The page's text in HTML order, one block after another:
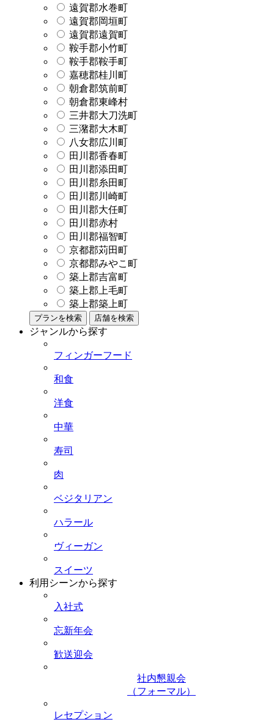
遠賀郡水巻町
遠賀郡岡垣町
遠賀郡遠賀町
鞍手郡小竹町
鞍手郡鞍手町
嘉穂郡桂川町
朝倉郡筑前町
朝倉郡東峰村
三井郡大刀洗町
三潴郡大木町
八女郡広川町
田川郡香春町
田川郡添田町
田川郡糸田町
田川郡川崎町
田川郡大任町
田川郡赤村
田川郡福智町
京都郡苅田町
京都郡みやこ町
築上郡吉富町
築上郡上毛町
築上郡築上町
プランを検索 店舗を検索
ジャンルから探す
フィンガーフード
和食
洋食
中華
寿司
肉
ベジタリアン
ハラール
ヴィーガン
スイーツ
利用シーンから探す
入社式
忘新年会
歓送迎会
社内懇親会
（フォーマル）
レセプション